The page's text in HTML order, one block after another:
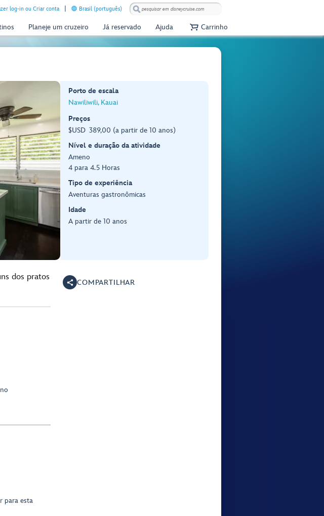
log-in ou Criar conta Brasil (português)
Planeje um cruzeiro Já reservado Ajuda Carrinho
Porto de escala
Nawiliwili, Kauai
Preços
$USD 389,00 (a partir de 10 anos)
Nível e duração da atividade
Ameno
4 para 4.5 Horas
Tipo de experiência
Aventuras gastronômicas
Idade
A partir de 10 anos
dos pratos
para esta
COMPARTILHAR